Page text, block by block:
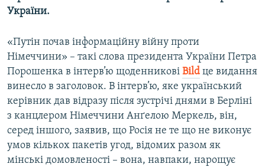
України.
«Путін почав інформаційну війну проти
Німеччини» – такі слова президента України Петра
Порошенка в інтерв’ю щоденникові Bild це видання
винесло в заголовок. В інтерв’ю, яке український
керівник дав відразу після зустрічі днями в Берліні
з канцлером Німеччини Анґелою Меркель, він,
серед іншого, заявив, що Росія не те що не виконує
умов кількох пакетів угод, відомих разом як
мінські домовленості – вона, навпаки, нарощує